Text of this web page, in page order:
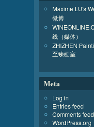
Maxime LU's
微博
线（媒体）
ZHIZHEN
至臻画室
Meta
Log in
Entries feed
Comments feed
WordPress.org